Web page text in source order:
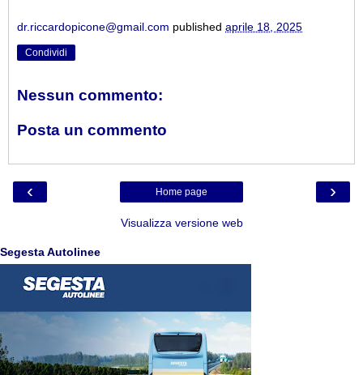
dr.riccardopicone@gmail.com published aprile 18, 2025
Condividi
Nessun commento:
Posta un commento
‹ ›
Home page
Visualizza versione web
Segesta Autolinee